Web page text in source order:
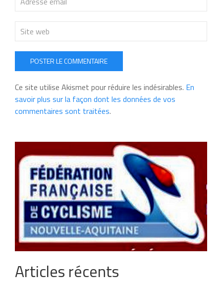
POSTER LE COMMENTAIRE
Ce site utilise Akismet pour réduire les indésirables. En
savoir plus sur la façon dont les données de vos
commentaires sont traitées.
Articles récents